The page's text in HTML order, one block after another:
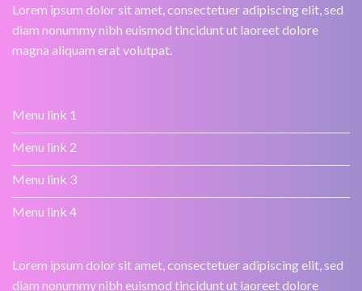
Lorem ipsum dolor sit amet, consectetuer adipiscing elit, sed
diam nonummy nibh euismod tincidunt ut laoreet dolore
magna aliquam erat volutpat.
Menu link 1
Menu link 2
Menu link 3
Menu link 4
Lorem ipsum dolor sit amet, consectetuer adipiscing elit, sed
diam nonummy nibh euismod tincidunt ut laoreet dolore